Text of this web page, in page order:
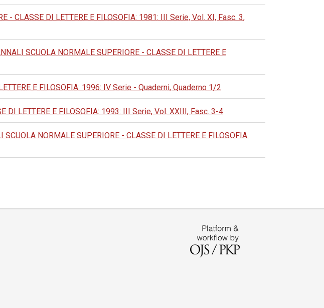
- CLASSE DI LETTERE E FILOSOFIA: 1981: III Serie, Vol. XI, Fasc. 3,
SCUOLA NORMALE SUPERIORE - CLASSE DI LETTERE E
E FILOSOFIA: 1996: IV Serie - Quaderni, Quaderno 1/2
DI LETTERE E FILOSOFIA: 1993: III Serie, Vol. XXIII, Fasc. 3-4
SCUOLA NORMALE SUPERIORE - CLASSE DI LETTERE E FILOSOFIA: